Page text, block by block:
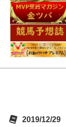
2019/12/29